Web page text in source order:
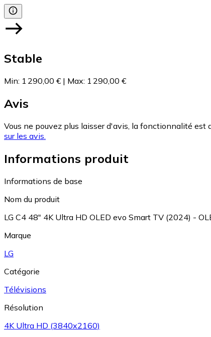
Stable
Min: 1 290,00 € | Max: 1 290,00 €
Avis
Vous ne pouvez plus laisser d'avis, la fonctionnalité
sur les avis.
Informations produit
Informations de base
Nom du produit
LG C4 48" 4K Ultra HD OLED evo Smart TV (2024) -
Marque
LG
Catégorie
Télévisions
Résolution
4K Ultra HD (3840x2160)